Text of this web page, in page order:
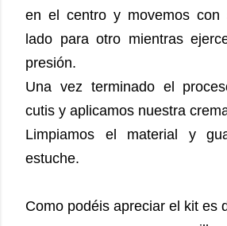
en el centro y movemos con
lado para otro mientras
presión.
Una vez terminado el
cutis y aplicamos nuestra
Limpiamos el material y
estuche.
Como podéis apreciar el kit es